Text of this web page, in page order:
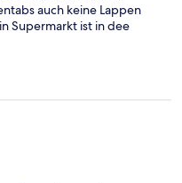
auch keine Lappen
Supermarkt ist in dee